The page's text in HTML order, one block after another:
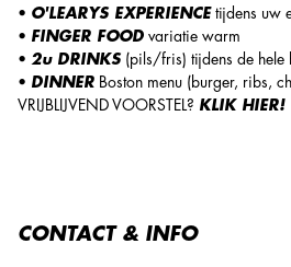
• O'LEARYS EXPERIENCEtijdens uw
• FINGER FOOD variatie warm
• 2u DRINKS (pils/fris) tijdens de hele
• DINNER Boston menu (burger, ribs,
VRIJBLIJVEND VOORSTEL? KLIK HIER!
CONTACT & INFO